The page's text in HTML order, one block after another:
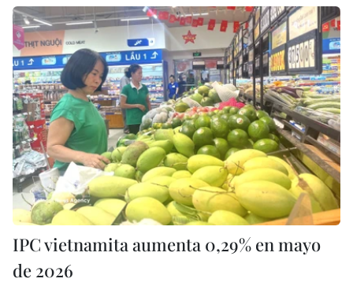
IPC vietnamita aumenta 0,29% en mayo
de 2026